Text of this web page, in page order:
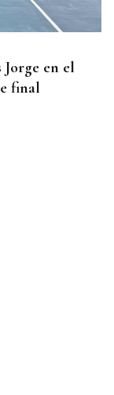
en el
final